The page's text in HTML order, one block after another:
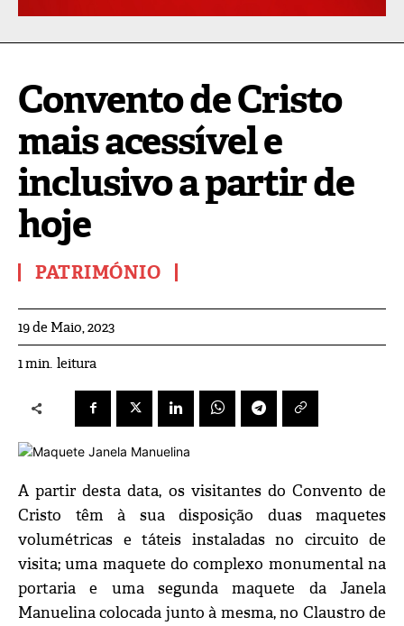
Convento de Cristo
mais acessível e
inclusivo a partir de
hoje
PATRIMÓNIO
19 de Maio, 2023
1min. leitura
A partir desta data, os visitantes do Convento de
Cristo têm à sua disposição duas maquetes
volumétricas e táteis instaladas no circuito de
visita; uma maquete do complexo monumental na
portaria e uma segunda maquete da Janela
Manuelina colocada junto à mesma, no Claustro de